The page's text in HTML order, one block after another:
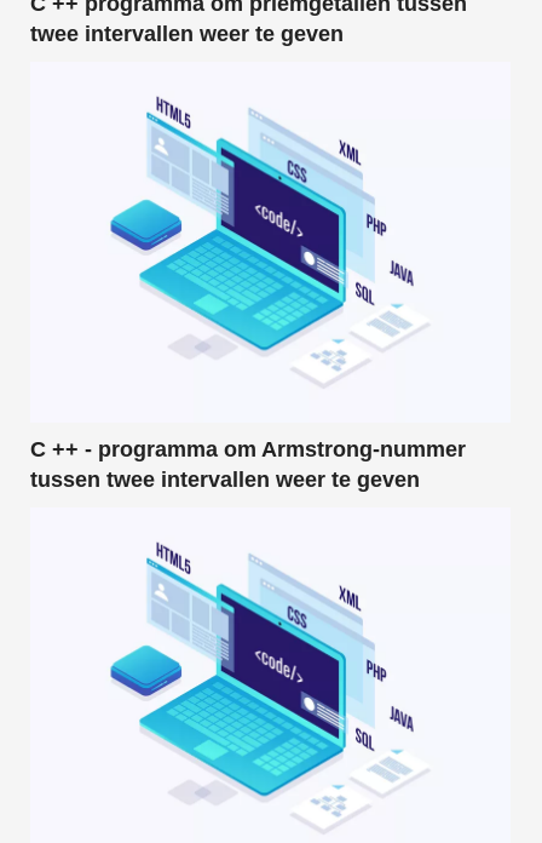
twee intervallen weer te geven
C ++ - programma om Armstrong-nummer
tussen twee intervallen weer te geven